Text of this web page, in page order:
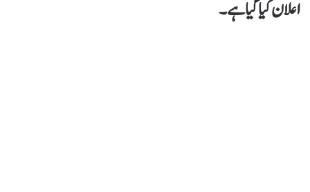
اعلان کیا گیاہے۔